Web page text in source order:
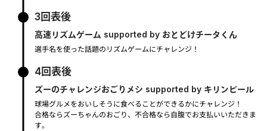
3回表後
高速リズムゲーム supported by おとどけチータくん
選手名を使った話題のリズムゲームにチャレンジ！
4回表後
ズーのチャレンジおごりメシ supported by キリンビール
球場グルメをおいしそうに食べることができるかにチャレンジ！
合格ならズーちゃんのおごり、不合格なら自腹でお支払いいただきま
す。